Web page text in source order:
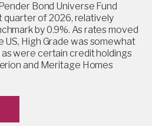
Bond Universe Fund
quarter of 2026, relatively
by 0.9%. As rates moved
US, High Grade was somewhat
were certain credit holdings
and Meritage Homes